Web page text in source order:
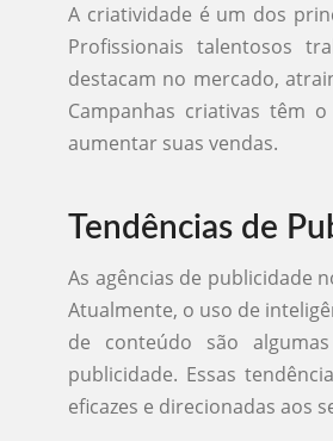
A criatividade é um dos
Profissionais talentosos
destacam no mercado,
Campanhas criativas têm
aumentar suas vendas.
Tendências de
As agências de publicidade
Atualmente, o uso de
de conteúdo são
publicidade. Essas
eficazes e direcionadas aos